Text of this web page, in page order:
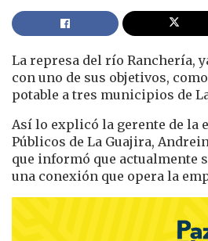
La represa del río Ranchería,
con uno de sus objetivos,
potable a tres municipios de
Así lo explicó la gerente de la
Públicos de La Guajira,
que informó que actualmente
una conexión que opera la